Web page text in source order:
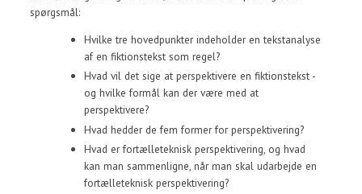
spørgsmål:
Hvilke tre hovedpunkter indeholder en tekstanalyse
af en fiktionstekst som regel?
Hvad vil det sige at perspektivere en fiktionstekst -
og hvilke formål kan der være med at
perspektivere?
Hvad hedder de fem former for perspektivering?
Hvad er fortælleteknisk perspektivering, og hvad
kan man sammenligne, når man skal udarbejde en
fortælleteknisk perspektivering?